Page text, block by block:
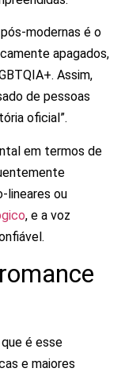
modernas é o
apagados,
Assim,
de pessoas
oficial”.
em termos de
lineares ou
, e a voz
é esse
e maiores